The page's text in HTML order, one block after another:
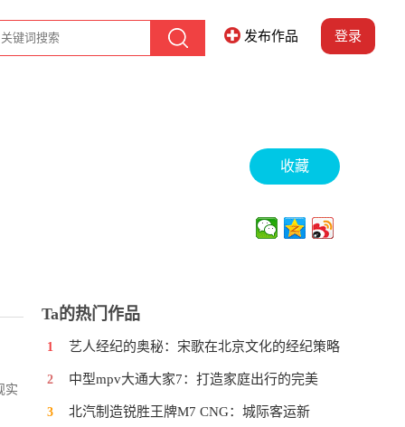
发布作品 登录
收藏
实
Ta的热门作品
1 艺人经纪的奥秘：宋歌在北京文化的经纪策略
2 中型mpv大通大家7：打造家庭出行的完美
3 北汽制造锐胜王牌M7 CNG：城际客运新